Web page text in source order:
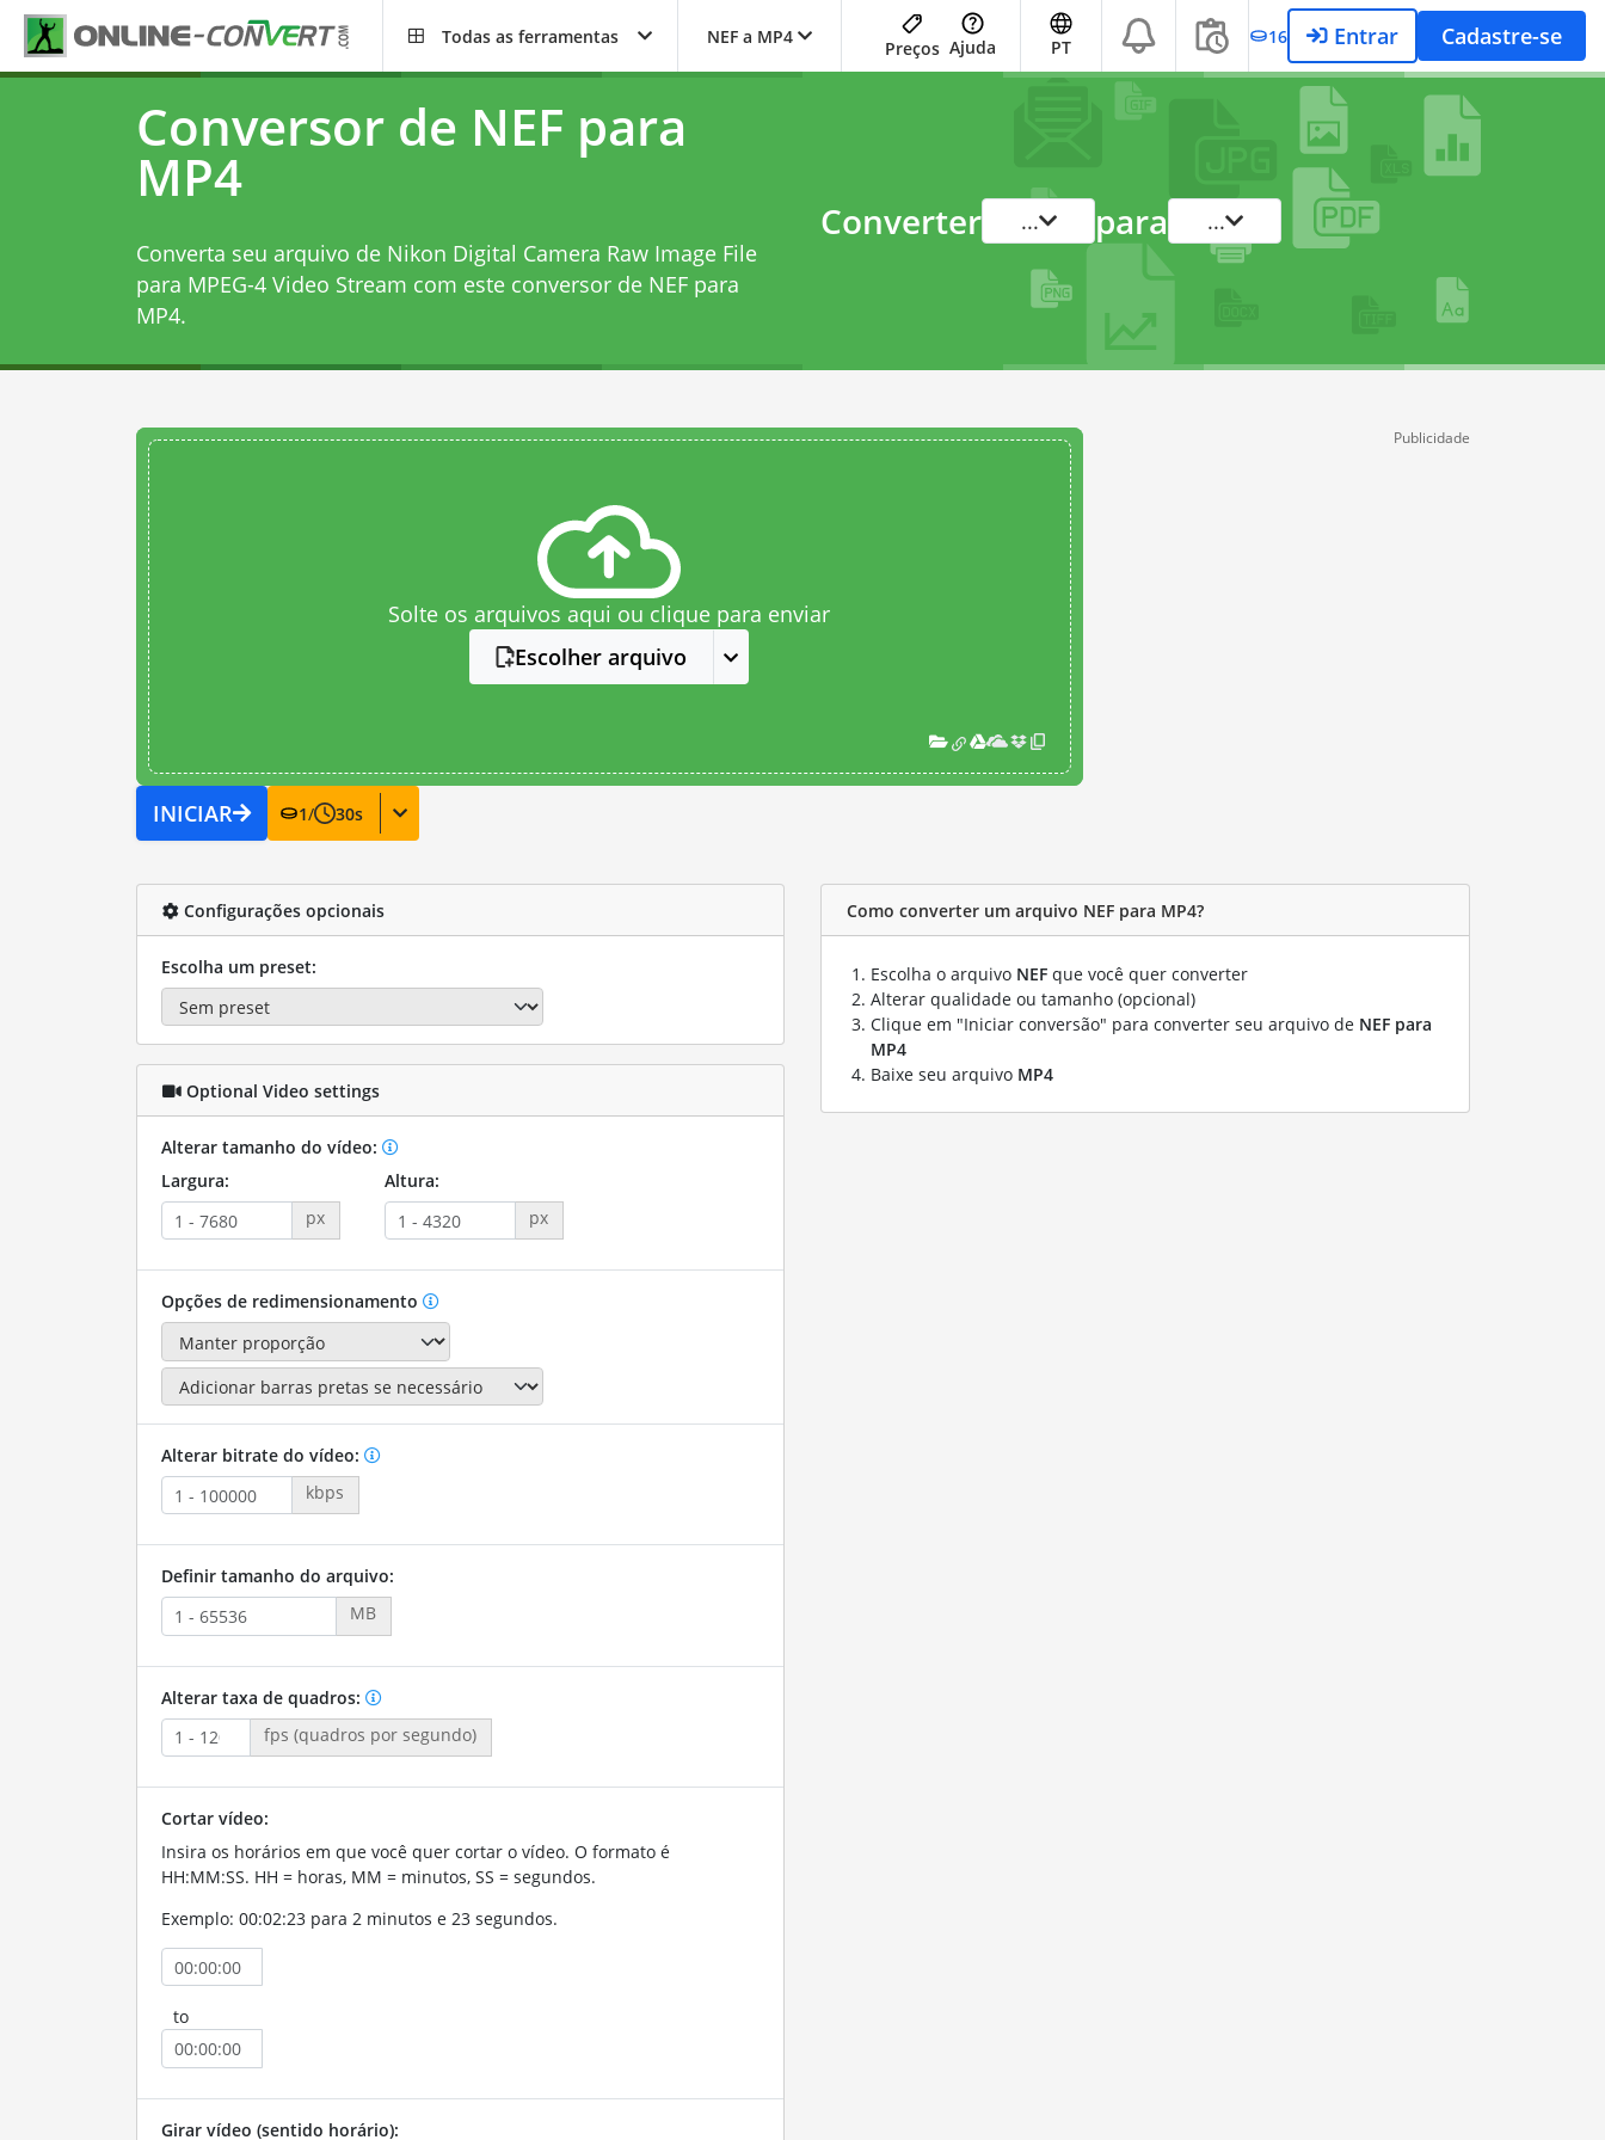
Todas as ferramentas NEF a MP4
Preços Ajuda PT 16 Entrar Cadastre-se
Conversor de NEF para
MP4
Converta seu arquivo de Nikon Digital Camera Raw Image File
para MPEG-4 Video Stream com este conversor de NEF para
MP4.
Converter ... para ...
Solte os arquivos aqui ou clique para enviar
Escolher arquivo
INICIAR 1/ 30s
Publicidade
Configurações opcionais
Escolha um preset:
Optional Video settings
Alterar tamanho do vídeo:
Largura:
px
Altura:
px
Opções de redimensionamento
Alterar bitrate do vídeo:
kbps
Definir tamanho do arquivo:
MB
Alterar taxa de quadros:
fps (quadros por segundo)
Cortar vídeo:
Insira os horários em que você quer cortar o vídeo. O formato é
HH:MM:SS. HH = horas, MM = minutos, SS = segundos.
Exemplo: 00:02:23 para 2 minutos e 23 segundos.
to
Girar vídeo (sentido horário):
Como converter um arquivo NEF para MP4?
Escolha o arquivo NEF que você quer converter
Alterar qualidade ou tamanho (opcional)
Clique em "Iniciar conversão" para converter seu arquivo de NEF para
MP4
Baixe seu arquivo MP4